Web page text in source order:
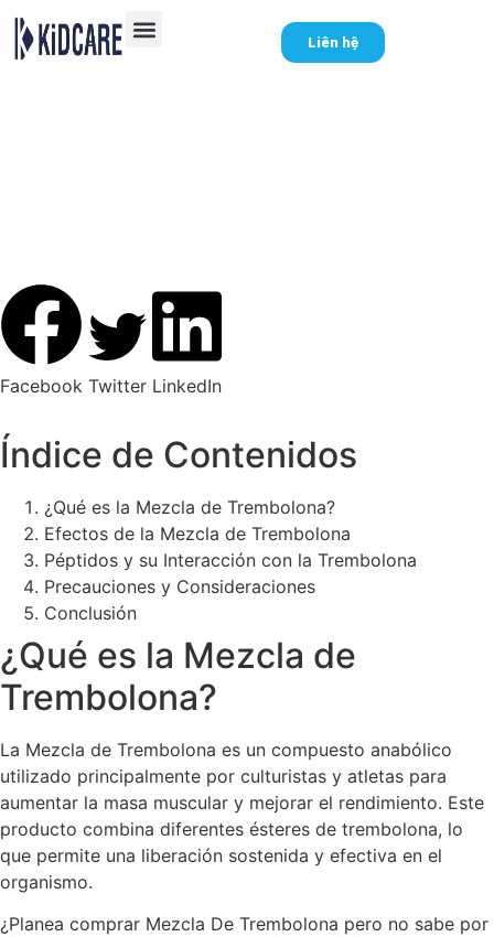
Liên hệ
Facebook Twitter LinkedIn
Índice de Contenidos
¿Qué es la Mezcla de Trembolona?
Efectos de la Mezcla de Trembolona
Péptidos y su Interacción con la Trembolona
Precauciones y Consideraciones
Conclusión
¿Qué es la Mezcla de
Trembolona?
La Mezcla de Trembolona es un compuesto anabólico
utilizado principalmente por culturistas y atletas para
aumentar la masa muscular y mejorar el rendimiento. Este
producto combina diferentes ésteres de trembolona, lo
que permite una liberación sostenida y efectiva en el
organismo.
¿Planea comprar Mezcla De Trembolona pero no sabe por